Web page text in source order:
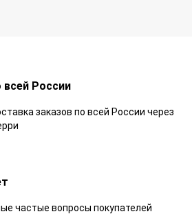
России
заказов по всей России через
частые вопросы покупателей